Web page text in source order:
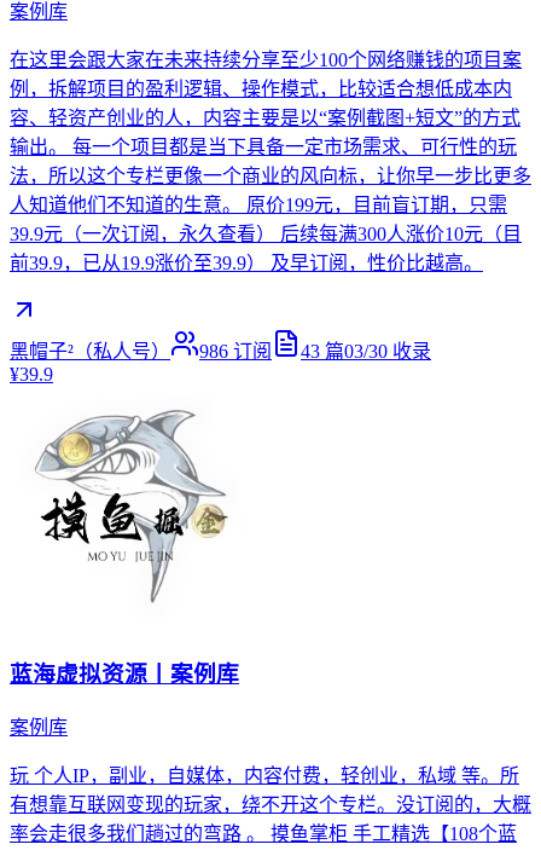
案例库
在这里会跟大家在未来持续分享至少100个网络赚钱的项目案
例，拆解项目的盈利逻辑、操作模式，比较适合想低成本内
容、轻资产创业的人，内容主要是以“案例截图+短文”的方式
输出。 每一个项目都是当下具备一定市场需求、可行性的玩
法，所以这个专栏更像一个商业的风向标，让你早一步比更多
人知道他们不知道的生意。 原价199元，目前盲订期，只需
39.9元（一次订阅，永久查看） 后续每满300人涨价10元（目
前39.9，已从19.9涨价至39.9） 及早订阅，性价比越高。
黑帽子²（私人号） 986 订阅 43 篇03/30 收录
¥39.9
蓝海虚拟资源丨案例库
案例库
玩 个人IP，副业，自媒体，内容付费，轻创业，私域 等。所
有想靠互联网变现的玩家，绕不开这个专栏。没订阅的，大概
率会走很多我们趟过的弯路 。 摸鱼掌柜 手工精选【108个蓝